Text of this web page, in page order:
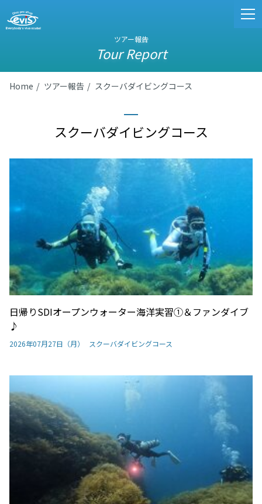
ツアー報告
Tour Report
Home ツアー報告 スクーバダイビングコース
スクーバダイビングコース
日帰りSDIオープンウォーター海洋実習①＆ファンダイブ
♪
2026年07月27日（月） スクーバダイビングコース